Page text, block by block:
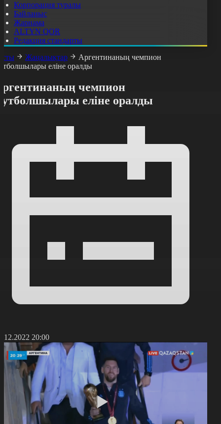
Корпорация туралы
Байланыс
Жарнама
ALTYN QOR
Редакция стандарты
Жаңалықтар
Аргентинаның чемпион
еліне оралды
чемпион
еліне оралды
20:00